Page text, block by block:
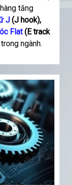
tăng
J (J hook),
Flat(E track
ngành.